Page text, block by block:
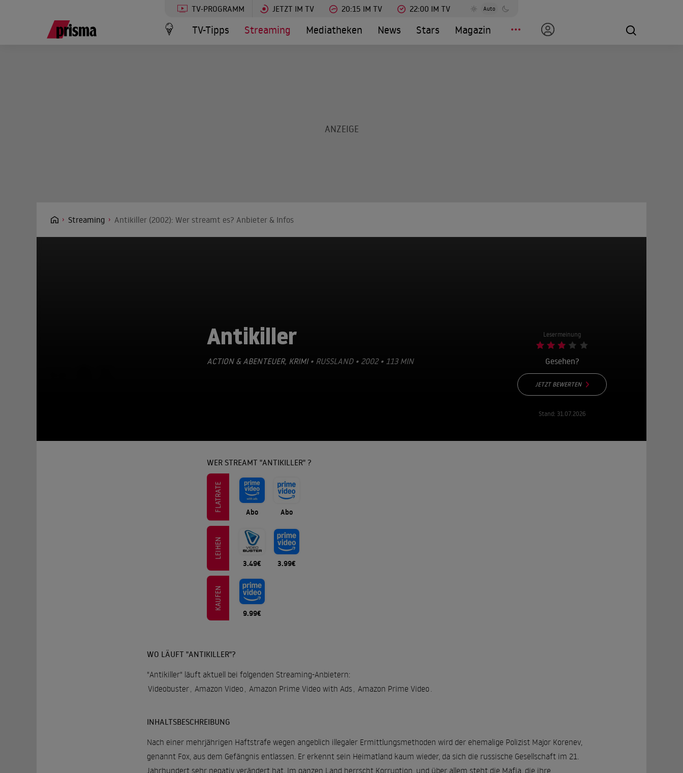
TV-PROGRAMM JETZT IM TV 20:15 IM TV 22:00 IM TV Auto
TV-Tipps Streaming Mediatheken News Stars Magazin
Streaming Antikiller (2002): Wer streamt es? Anbieter & Infos
Antikiller
ACTION & ABENTEUER, KRIMI• RUSSLAND • 2002 • 113 MIN
Lesermeinung
Gesehen?
JETZT BEWERTEN
Stand: 31.07.2026
WER STREAMT "ANTIKILLER" ?
FLATRATE Abo Abo
LEIHEN
3.49€ 3.99€
KAUFEN
9.99€
WO LÄUFT "ANTIKILLER"?
"Antikiller" läuft aktuell bei folgenden Streaming-Anbietern:
Videobuster
Amazon Video Amazon Prime Video with Ads Amazon Prime Video
INHALTSBESCHREIBUNG
Nach einer mehrjährigen Haftstrafe wegen angeblich illegaler Ermittlungsmethoden wird der ehemalige Polizist Major Korenev,
genannt Fox, aus dem Gefängnis entlassen. Er erkennt sein Heimatland kaum wieder, da sich die russische Gesellschaft im 21.
Jahrhundert sehr negativ verändert hat. Im ganzen Land herrscht Korruption, und über allem steht die Mafia, die ihre